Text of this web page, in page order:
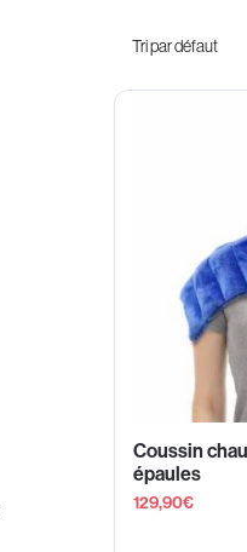
Coussin
épaules
129,90€